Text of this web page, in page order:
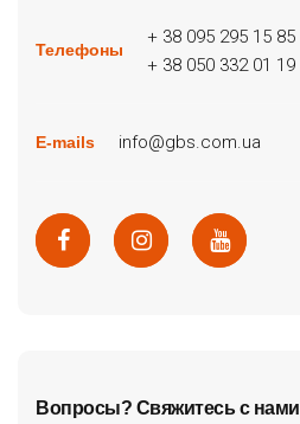
Телефоны
+ 38 095 295 15 85
+ 38 050 332 01 19
E-mails info@gbs.com.ua
Вопросы? Свяжитесь с нами